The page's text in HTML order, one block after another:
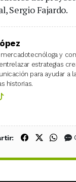
Sergio Fajardo.
y
estrategias
para ayudar a
historias.
Compartir